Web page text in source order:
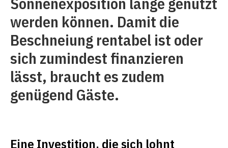
werden können. Damit die
Beschneiung rentabel ist oder
sich zumindest finanzieren
lässt, braucht es zudem
genügend Gäste.
Eine Investition, die sich lohnt